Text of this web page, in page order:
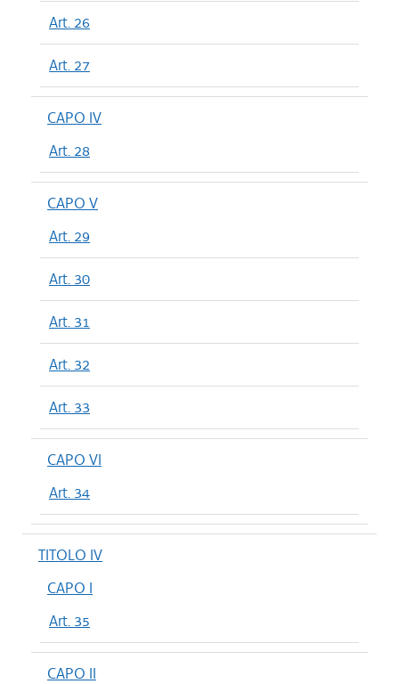
Art. 26
Art. 27
CAPO IV
Art. 28
CAPO V
Art. 29
Art. 30
Art. 31
Art. 32
Art. 33
CAPO VI
Art. 34
TITOLO IV
CAPO I
Art. 35
CAPO II